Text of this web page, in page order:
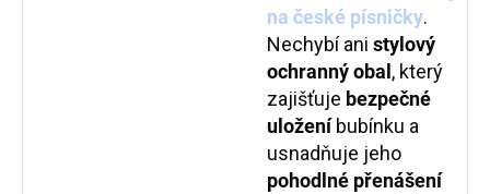
na české písničky.
Nechybí ani stylový
ochranný obal , který
zajišťuje bezpečné
uloženíbubínku a
usnadňuje jeho
pohodlné přenášení